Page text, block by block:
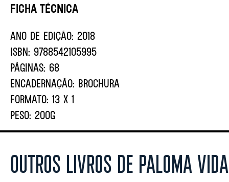
Ficha Técnica
ANO DE EDIÇÃO: 2018
ISBN: 9788542105995
PÁGINAS: 68
ENCADERNAÇÃO: BROCHURA
FORMATO: 13 X 1
PESO: 200G
OUTROS LIVROS DE PALOMA